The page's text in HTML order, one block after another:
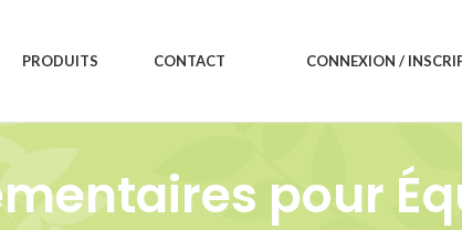
PRODUITS CONTACT CONNEXION /
pour